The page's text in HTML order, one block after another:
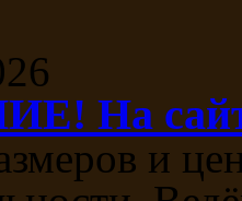
На сайте
и